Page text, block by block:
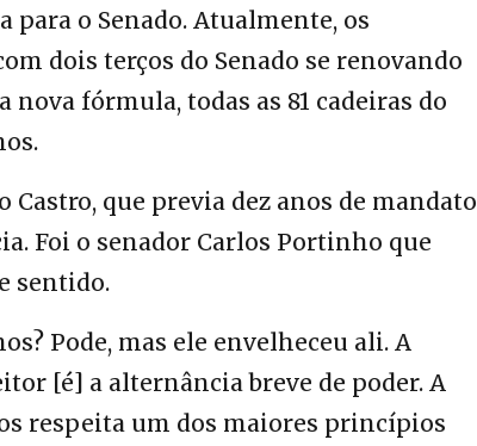
para o Senado. Atualmente, os
dois terços do Senado se renovando
fórmula, todas as 81 cadeiras do
que previa dez anos de mandato
Foi o senador Carlos Portinho que
sentido.
Pode, mas ele envelheceu ali. A
[é] a alternância breve de poder. A
respeita um dos maiores princípios